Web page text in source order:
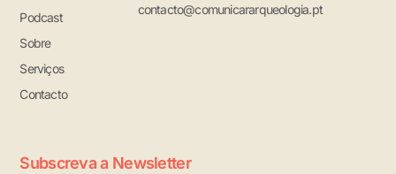
Podcast
Sobre
Serviços
Contacto
contacto@comunicararqueologia.pt
Subscreva a Newsletter